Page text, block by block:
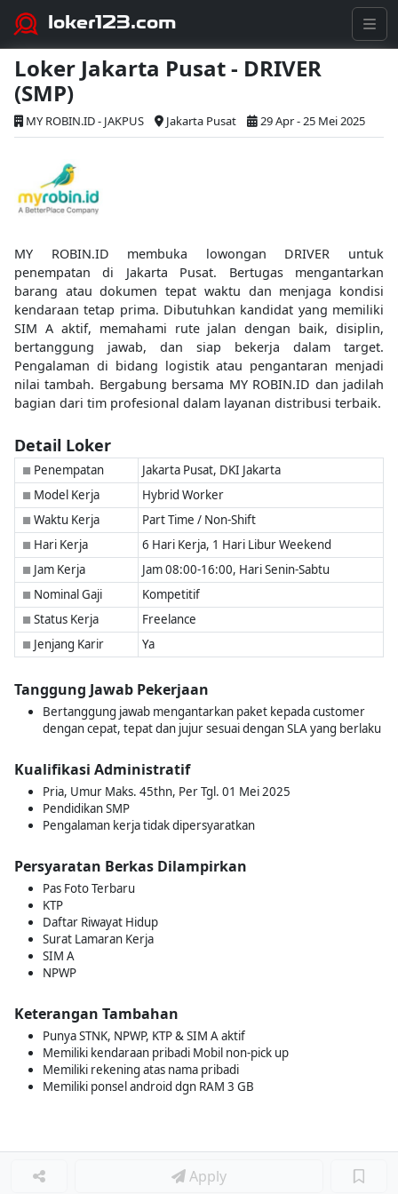
loker123.com
Loker Jakarta Pusat - DRIVER
(SMP)
MY ROBIN.ID - JAKPUS Jakarta Pusat 29 Apr - 25 Mei 2025
MY ROBIN.ID membuka lowongan DRIVER untuk
penempatan di Jakarta Pusat. Bertugas mengantarkan
barang atau dokumen tepat waktu dan menjaga kondisi
kendaraan tetap prima. Dibutuhkan kandidat yang memiliki
SIM A aktif, memahami rute jalan dengan baik, disiplin,
bertanggung jawab, dan siap bekerja dalam target.
Pengalaman di bidang logistik atau pengantaran menjadi
nilai tambah. Bergabung bersama MY ROBIN.ID dan jadilah
bagian dari tim profesional dalam layanan distribusi terbaik.
Detail Loker
■ Penempatan Jakarta Pusat, DKI Jakarta
■ Model Kerja Hybrid Worker
■ Waktu Kerja Part Time / Non-Shift
■ Hari Kerja 6 Hari Kerja, 1 Hari Libur Weekend
■ Jam Kerja Jam 08:00-16:00, Hari Senin-Sabtu
■ Nominal Gaji Kompetitif
■ Status Kerja Freelance
■ Jenjang Karir Ya
Tanggung Jawab Pekerjaan
Bertanggung jawab mengantarkan paket kepada customer
dengan cepat, tepat dan jujur sesuai dengan SLA yang berlaku
Kualifikasi Administratif
Pria, Umur Maks. 45thn, Per Tgl. 01 Mei 2025
Pendidikan SMP
Pengalaman kerja tidak dipersyaratkan
Persyaratan Berkas Dilampirkan
Pas Foto Terbaru
KTP
Daftar Riwayat Hidup
Surat Lamaran Kerja
SIM A
NPWP
Keterangan Tambahan
Punya STNK, NPWP, KTP & SIM A aktif
Memiliki kendaraan pribadi Mobil non-pick up
Memiliki rekening atas nama pribadi
Memiliki ponsel android dgn RAM 3 GB
Apply